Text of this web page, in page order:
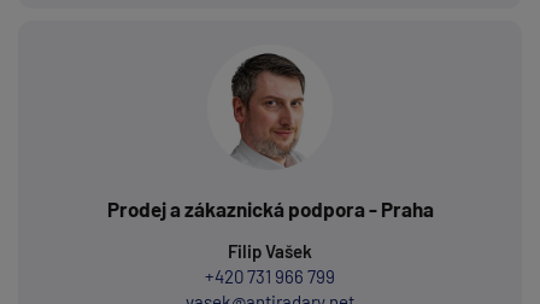
Prodej a zákaznická podpora - Praha
Filip Vašek
+420 731 966 799